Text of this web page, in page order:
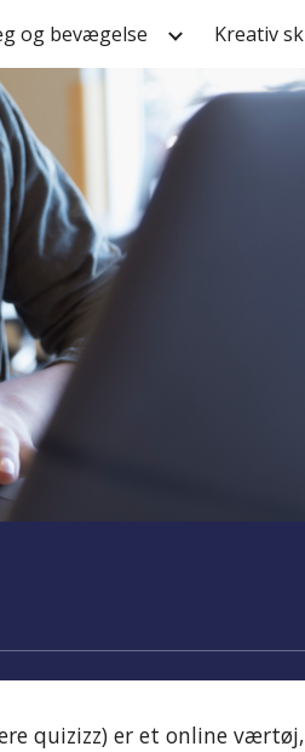
og bevægelse Kreativ
quizizz)er et online